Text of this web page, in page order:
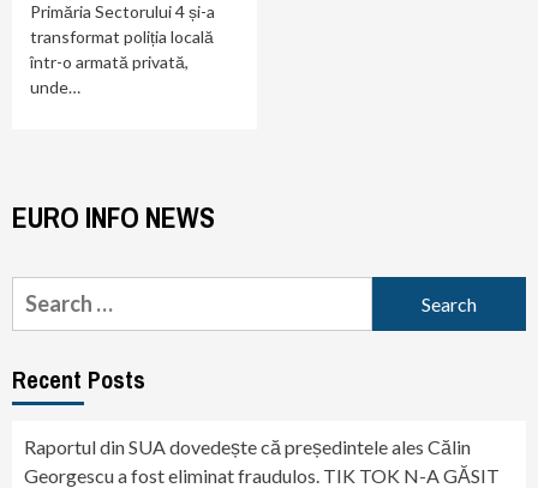
Primăria Sectorului 4 și-a
transformat poliția locală
într-o armată privată,
unde…
EURO INFO NEWS
Search
for:
Recent Posts
Raportul din SUA dovedește că președintele ales Călin
Georgescu a fost eliminat fraudulos. TIK TOK N-A GĂSIT